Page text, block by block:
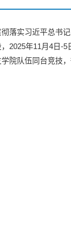
彻落实习近平总书
2025年11月4日-
院队伍同台竞技